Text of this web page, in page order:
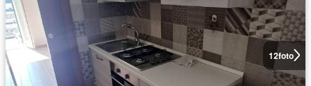
12foto